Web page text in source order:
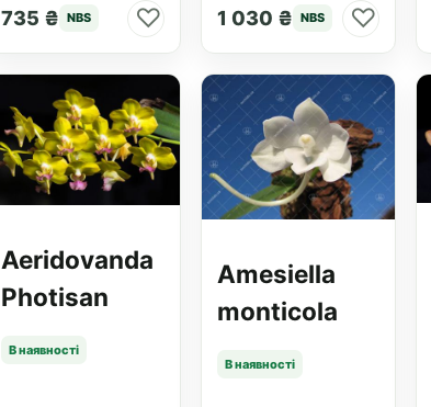
735 ₴ NBS ♡ 1 030 ₴ NBS ♡
Aeridovanda
Photisan
В наявності
Amesiella
monticola
В наявності